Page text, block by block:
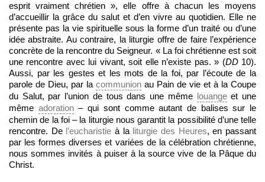
esprit vraiment chrétien », elle offre à chacun les moyens
d’accueillir la grâce du salut et d’en vivre au quotidien. Elle ne
présente pas la vie spirituelle sous la forme d’un traité ou d’une
idée abstraite. Au contraire, la liturgie offre de faire l’expérience
concrète de la rencontre du Seigneur. « La foi chrétienne est soit
une rencontre avec lui vivant, soit elle n’existe pas. » (DD 10).
Aussi, par les gestes et les mots de la foi, par l’écoute de la
parole de Dieu, par la communion au Pain de vie et à la Coupe
du Salut, par l’union de tous dans une même louangeet une
même adoration– qui sont comme autant de balises sur le
chemin de la foi – la liturgie nous garantit la possibilité d’une telle
rencontre. De l’eucharistie à la liturgie des Heures, en passant
par les formes diverses et variées de la célébration chrétienne,
nous sommes invités à puiser à la source vive de la Pâque du
Christ.